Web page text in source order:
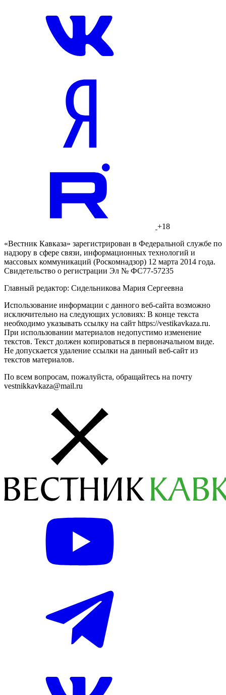
+18
«Вестник Кавказа» зарегистрирован в Федеральной службе по
надзору в сфере связи, информационных технологий и
массовых коммуникаций (Роскомнадзор) 12 марта 2014 года.
Свидетельство о регистрации Эл № ФС77-57235
Главный редактор: Сидельникова Мария Сергеевна
Использование информации с данного веб-сайта возможно
исключительно на следующих условиях: В конце текста
необходимо указывать ссылку на сайт https://vestikavkaza.ru.
При использовании материалов недопустимо изменение
текстов. Текст должен копироваться в первоначальном виде.
Не допускается удаление ссылки на данный веб-сайт из
текстов материалов.
По всем вопросам, пожалуйста, обращайтесь на почту
vestnikkavkaza@mail.ru